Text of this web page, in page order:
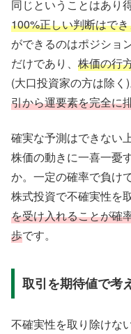
同じということはあり
100%正しい判断はで
ができるのはポジショ
だけであり、 株価の行
(大口投資家の方は除く
引から運要素を完全に
確実な予測はできない
株価の動きに一喜一憂
か。一定の確率で負け
株式投資で不確実性を
を受け入れることが確
歩です。
取引を期待値で考
不確実性を取り除けない